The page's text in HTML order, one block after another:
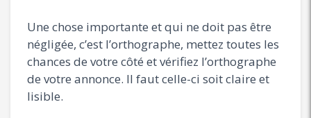
Une chose importante et qui ne doit pas être
négligée, c’est l’orthographe, mettez toutes les
chances de votre côté et vérifiez l’orthographe
de votre annonce. Il faut celle-ci soit claire et
lisible.